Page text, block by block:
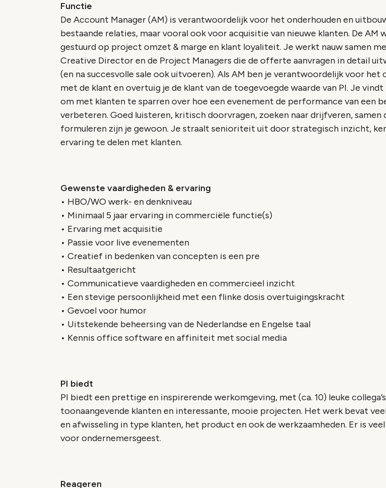
Functie
De Account Manager (AM) is verantwoordelijk voor het onderhouden en
bestaande relaties, maar vooral ook voor acquisitie van nieuwe klanten. De AM
gestuurd op project omzet & marge en klant loyaliteit. Je werkt nauw samen
Creative Director en de Project Managers die de offerte aanvragen in detail
(en na succesvolle sale ook uitvoeren). Als AM ben je verantwoordelijk voor het
met de klant en overtuig je de klant van de toegevoegde waarde van PI. Je vindt
om met klanten te sparren over hoe een evenement de performance van een
verbeteren. Goed luisteren, kritisch doorvragen, zoeken naar drijfveren, samen
formuleren zijn je gewoon. Je straalt senioriteit uit door strategisch inzicht,
ervaring te delen met klanten.
Gewenste vaardigheden & ervaring
• HBO/WO werk- en denkniveau
• Minimaal 5 jaar ervaring in commerciële functie(s)
• Ervaring met acquisitie
• Passie voor live evenementen
• Creatief in bedenken van concepten is een pre
• Resultaatgericht
• Communicatieve vaardigheden en commercieel inzicht
• Een stevige persoonlijkheid met een flinke dosis overtuigingskracht
• Gevoel voor humor
• Uitstekende beheersing van de Nederlandse en Engelse taal
• Kennis office software en affiniteit met social media
PI biedt
PI biedt een prettige en inspirerende werkomgeving, met (ca. 10) leuke
toonaangevende klanten en interessante, mooie projecten. Het werk bevat
en afwisseling in type klanten, het product en ook de werkzaamheden. Er is
voor ondernemersgeest.
Reageren